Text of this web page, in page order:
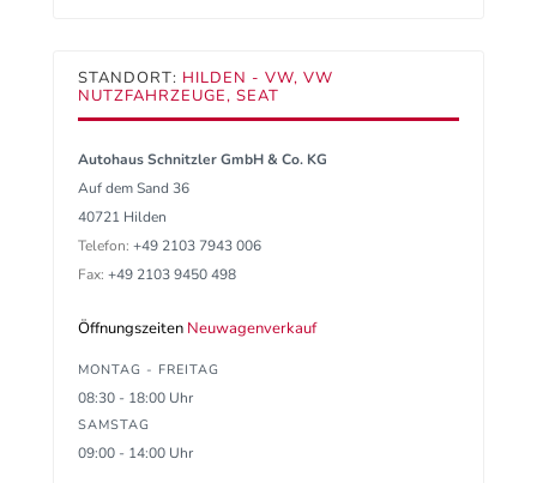
STANDORT: HILDEN - VW, VW
NUTZFAHRZEUGE, SEAT
Autohaus Schnitzler GmbH & Co. KG
Auf dem Sand 36
40721 Hilden
Telefon: +49 2103 7943 006
Fax: +49 2103 9450 498
Öffnungszeiten Neuwagenverkauf
MONTAG - FREITAG
08:30 - 18:00 Uhr
SAMSTAG
09:00 - 14:00 Uhr